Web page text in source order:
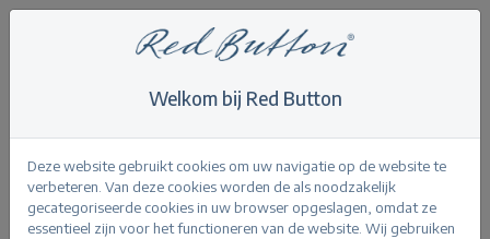
Jimmy deepblue
Terug
Welkom bij Red Button
Deze website gebruikt cookies om uw navigatie op de website te
verbeteren. Van deze cookies worden de als noodzakelijk
gecategoriseerde cookies in uw browser opgeslagen, omdat ze
essentieel zijn voor het functioneren van de website. Wij gebruiken